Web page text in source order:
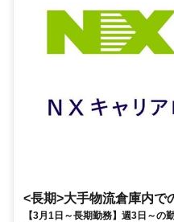
<長期>大手物流倉庫内で
【3月1日～長期勤務】週3日～の